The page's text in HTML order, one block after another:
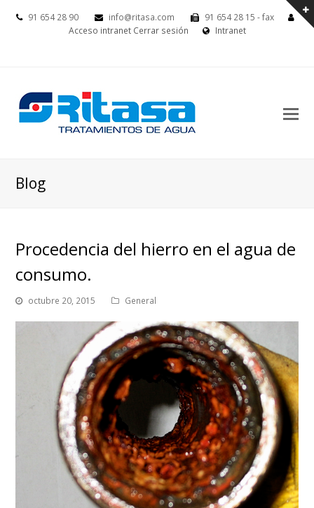
91 654 28 90 info@ritasa.com
91 654 28 15 - fax
Acceso intranet Cerrar sesión Intranet
Blog
Procedencia del hierro en el agua de
consumo.
octubre 20, 2015 General